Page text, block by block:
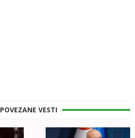
POVEZANE VESTI